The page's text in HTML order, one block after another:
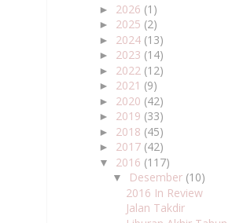
► 2026 (1)
► 2025 (2)
► 2024 (13)
► 2023 (14)
► 2022 (12)
► 2021 (9)
► 2020 (42)
► 2019 (33)
► 2018 (45)
► 2017 (42)
▼ 2016 (117)
▼ Desember (10)
2016 In Review
Jalan Takdir